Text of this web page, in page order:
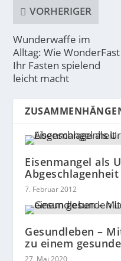
VORHERIGER
Wunderwaffe im
Alltag: Wie WonderFast
Ihr Fasten spielend
leicht macht
Eisenmangel als
Abgeschlagenheit
7. Februar 2012
Gesundleben –
zu einem
27. Mai 2020